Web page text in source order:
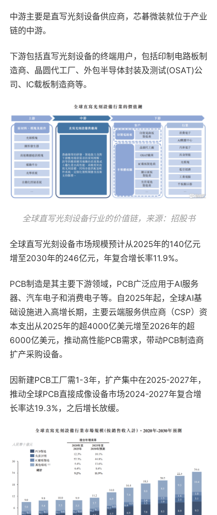
中游主要是直写光刻设备供应商，芯碁微装就位于产业
链的中游。
下游包括直写光刻设备的终端用户，包括印制电路板制
造商、晶圆代工厂、外包半导体封装及测试(OSAT)公
司、IC载板制造商等。
全球直写光刻设备行业的价值链，来源：招股书
全球直写光刻设备市场规模预计从2025年的140亿元
增至2030年的246亿元，年复合增长率11.9%。
PCB制造是其主要下游领域，PCB广泛应用于AI服务
器、汽车电子和消费电子等。自2025年起，全球AI基
础设施进入高增长期，主要云端服务供应商（CSP）资
本支出从2025年的超4000亿美元增至2026年的超
6000亿美元，推动高性能PCB需求，带动PCB制造商
扩产采购设备。
因新建PCB工厂需1-3年，扩产集中在2025-2027年，
推动全球PCB直接成像设备市场2024-2027年复合增
长率达19.3%，之后增长放缓。